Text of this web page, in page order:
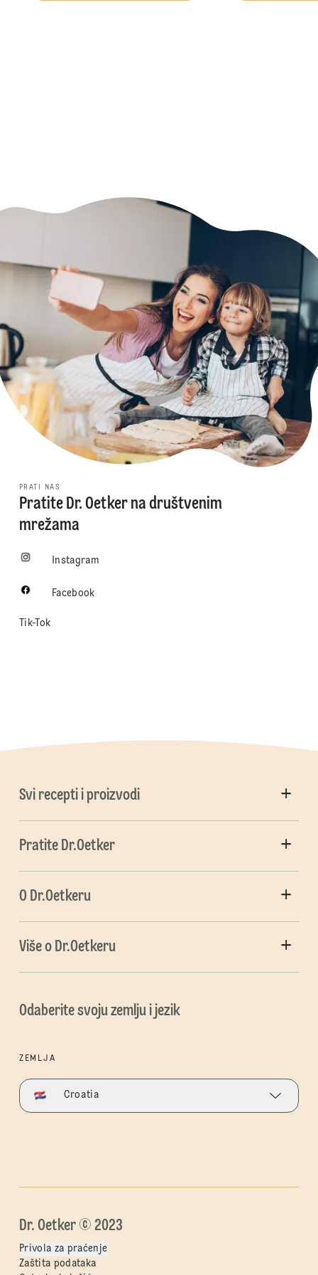
PRATI NAS
Pratite Dr. Oetker na društvenim
mrežama
Instagram
Facebook
Tik-Tok
Svi recepti i proizvodi
Pratite Dr.Oetker
O Dr.Oetkeru
Više o Dr.Oetkeru
Odaberite svoju zemlju i jezik
ZEMLJA
Croatia
Dr. Oetker © 2023
Privola za praćenje
Zaštita podataka